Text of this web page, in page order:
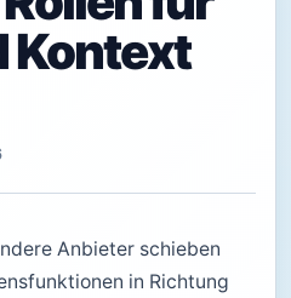
Kontext
Anbieter schieben
in Richtung